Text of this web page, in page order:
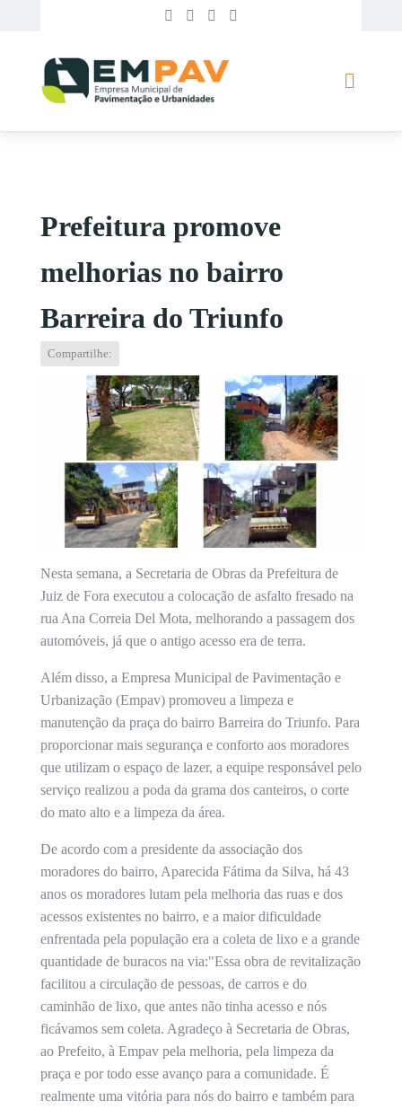
Prefeitura promove
melhorias no bairro
Barreira do Triunfo
Compartilhe:
Nesta semana, a Secretaria de Obras da Prefeitura de
Juiz de Fora executou a colocação de asfalto fresado na
rua Ana Correia Del Mota, melhorando a passagem dos
automóveis, já que o antigo acesso era de terra.
Além disso, a Empresa Municipal de Pavimentação e
Urbanização (Empav) promoveu a limpeza e
manutenção da praça do bairro Barreira do Triunfo. Para
proporcionar mais segurança e conforto aos moradores
que utilizam o espaço de lazer, a equipe responsável pelo
serviço realizou a poda da grama dos canteiros, o corte
do mato alto e a limpeza da área.
De acordo com a presidente da associação dos
moradores do bairro, Aparecida Fátima da Silva, há 43
anos os moradores lutam pela melhoria das ruas e dos
acessos existentes no bairro, e a maior dificuldade
enfrentada pela população era a coleta de lixo e a grande
quantidade de buracos na via:"Essa obra de revitalização
facilitou a circulação de pessoas, de carros e do
caminhão de lixo, que antes não tinha acesso e nós
ficávamos sem coleta. Agradeço à Secretaria de Obras,
ao Prefeito, à Empav pela melhoria, pela limpeza da
praça e por todo esse avanço para a comunidade. É
realmente uma vitória para nós do bairro e também para